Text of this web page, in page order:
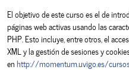
El objetivo de este curso es el de
páginas web activas usando las
PHP. Esto incluye, entre otros, el
XML y la gestión de sesiones y
enhttp://momentum.uvigo.es/